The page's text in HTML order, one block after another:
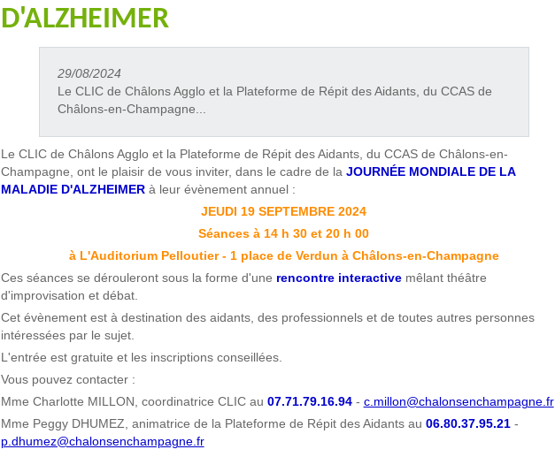
D'ALZHEIMER
29/08/2024
Le CLIC de Châlons Agglo et la Plateforme de Répit des Aidants, du CCAS de
Châlons-en-Champagne...
Le CLIC de Châlons Agglo et la Plateforme de Répit des Aidants, du CCAS de Châlons-en-
Champagne, ont le plaisir de vous inviter, dans le cadre de la JOURNÉE MONDIALE DE LA
MALADIE D'ALZHEIMERà leur évènement annuel :
JEUDI 19 SEPTEMBRE 2024
Séances à 14 h 30 et 20 h 00
à L'Auditorium Pelloutier - 1 place de Verdun à Châlons-en-Champagne
Ces séances se dérouleront sous la forme d'une rencontre interactivemêlant théâtre
d'improvisation et débat.
Cet évènement est à destination des aidants, des professionnels et de toutes autres personnes
intéressées par le sujet.
L'entrée est gratuite et les inscriptions conseillées.
Vous pouvez contacter :
Mme Charlotte MILLON, coordinatrice CLIC au 07.71.79.16.94- c.millon@chalonsenchampagne.fr
Mme Peggy DHUMEZ, animatrice de la Plateforme de Répit des Aidants au 06.80.37.95.21-
p.dhumez@chalonsenchampagne.fr